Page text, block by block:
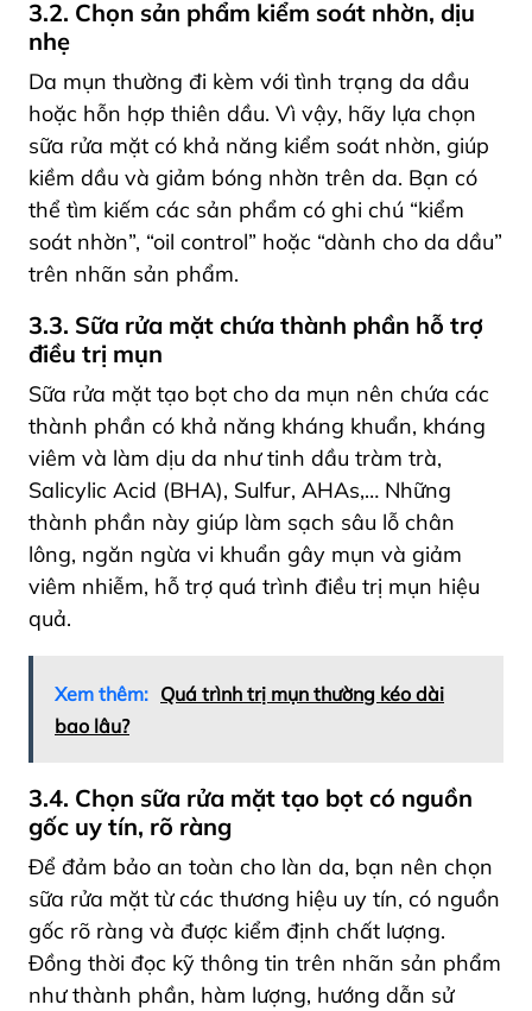
3.2. Chọn sản phẩm kiểm soát nhờn, dịu
nhẹ
Da mụn thường đi kèm với tình trạng da dầu
hoặc hỗn hợp thiên dầu. Vì vậy, hãy lựa chọn
sữa rửa mặt có khả năng kiểm soát nhờn, giúp
kiềm dầu và giảm bóng nhờn trên da. Bạn có
thể tìm kiếm các sản phẩm có ghi chú “kiểm
soát nhờn”, “oil control” hoặc “dành cho da dầu”
trên nhãn sản phẩm.
3.3. Sữa rửa mặt chứa thành phần hỗ trợ
điều trị mụn
Sữa rửa mặt tạo bọt cho da mụn nên chứa các
thành phần có khả năng kháng khuẩn, kháng
viêm và làm dịu da như tinh dầu tràm trà,
Salicylic Acid (BHA), Sulfur, AHAs,… Những
thành phần này giúp làm sạch sâu lỗ chân
lông, ngăn ngừa vi khuẩn gây mụn và giảm
viêm nhiễm, hỗ trợ quá trình điều trị mụn hiệu
quả.
Xem thêm: Quá trình trị mụn thường kéo dài
bao lâu?
3.4. Chọn sữa rửa mặt tạo bọt có nguồn
gốc uy tín, rõ ràng
Để đảm bảo an toàn cho làn da, bạn nên chọn
sữa rửa mặt từ các thương hiệu uy tín, có nguồn
gốc rõ ràng và được kiểm định chất lượng.
Đồng thời đọc kỹ thông tin trên nhãn sản phẩm
như thành phần, hàm lượng, hướng dẫn sử